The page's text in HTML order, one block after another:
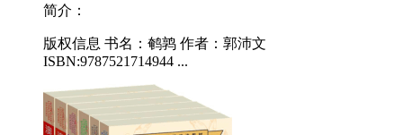
简介：
版权信息 书名：鹌鹑 作者：郭沛文
ISBN:9787521714944 ...